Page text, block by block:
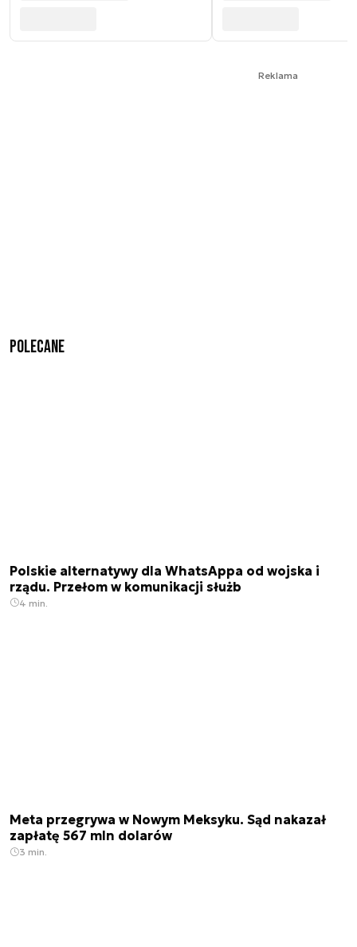
Reklama
Polecane
Polskie alternatywy dla WhatsAppa od wojska i
rządu. Przełom w komunikacji służb
4 min.
Meta przegrywa w Nowym Meksyku. Sąd nakazał
zapłatę 567 mln dolarów
3 min.